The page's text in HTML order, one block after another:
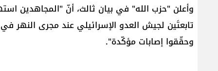
تابعتَين لجيش العدو الإسرائيلي عند مجرى النهر
وحقّقوا إصابات مؤكّدة".